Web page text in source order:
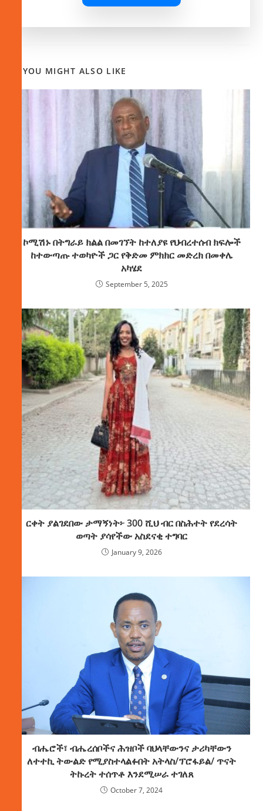
YOU MIGHT ALSO LIKE
ኮሚሽኑ በትግራይ ክልል በመገኘት ከተለያዩ የህብረተሰብ ክፍሎች
ከተውጣጡ ተወካዮች ጋር የቅድመ ምክክር መድረክ በመቀሌ
አካሄደ
September 5, 2025
ርቀት ያልገደበው ታማኝነት፦ 300 ሺህ ብር በስሕተት የደረሳት
ወጣት ያሳየችው አስደናቂ ተግባር
January 9, 2026
ብሔሮች፣ ብሔረሰቦችና ሕዝቦች ባህላቸውንና ታሪካቸውን
ለተተኪ ትውልድ የሚያስተላልፉበት አትላስ/ፕሮፋይል/ ጥናት
ትኩረት ተሰጥቶ እንደሚሠራ ተገለጸ
October 7, 2024